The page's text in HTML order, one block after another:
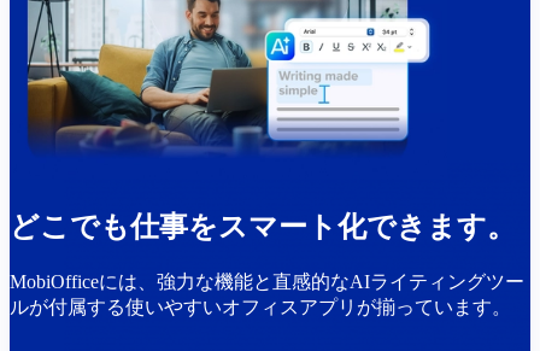
どこでも仕事をスマート化できます。
MobiOfficeには、強力な機能と直感的なAIライティングツー
ルが付属する使いやすいオフィスアプリが揃っています。